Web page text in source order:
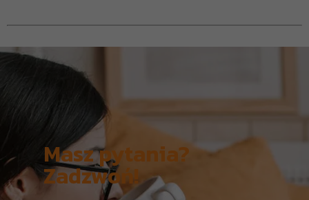
Masz pytania?
Zadzwoń!